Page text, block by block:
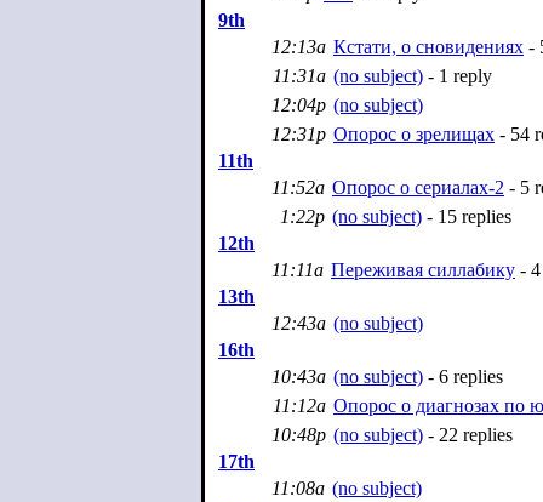
9th
12:13a Кстати, о сновидениях -
11:31a (no subject) - 1 reply
12:04p (no subject)
12:31p Опорос о зрелищах - 54
11th
11:52a Опорос о сериалах-2 - 5
1:22p (no subject) - 15 replies
12th
11:11a Переживая силлабику -
13th
12:43a (no subject)
16th
10:43a (no subject) - 6 replies
11:12a Опорос о диагнозах по
10:48p (no subject) - 22 replies
17th
11:08a (no subject)